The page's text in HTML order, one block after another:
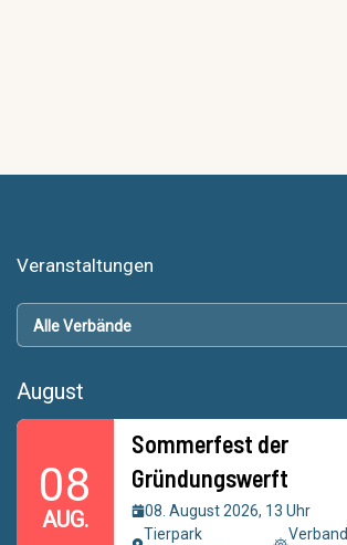
Veranstaltungen
August
08
AUG.
Sommerfest der
Gründungswerft
08. August 2026, 13 Uhr
Tierpark
Verband